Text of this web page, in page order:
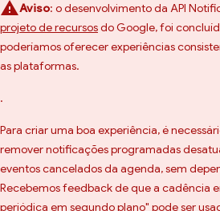
Aviso: o desenvolvimento da API
projeto de recursosdo Google, foi
poderíamos oferecer experiências
as plataformas.
.
Para criar uma boa experiência, é
remover notificações programadas
eventos cancelados da agenda, sem
Recebemos feedback de que a cadência
periódica em segundo plano" pode ser